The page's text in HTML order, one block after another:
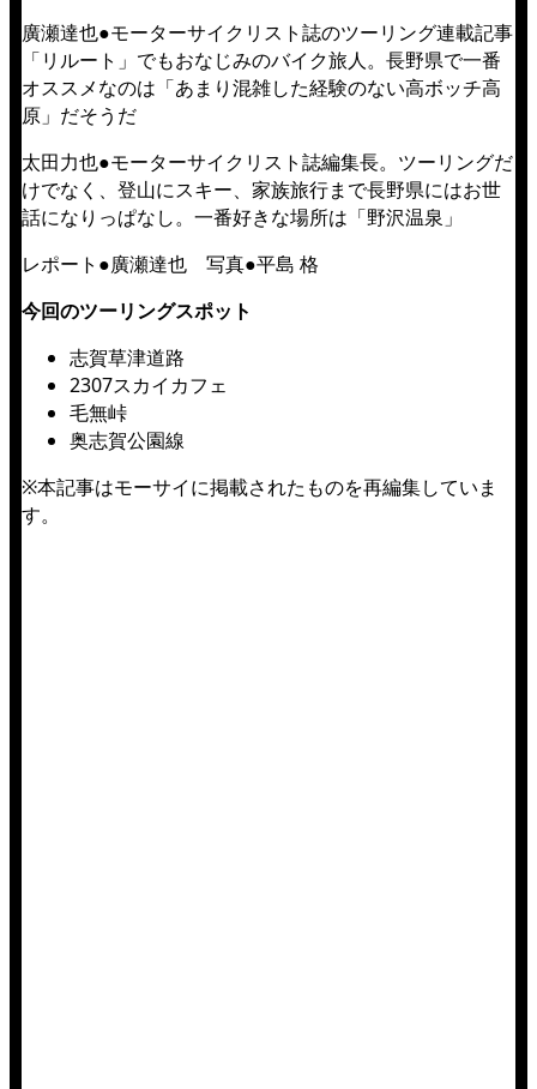
廣瀬達也●モーターサイクリスト誌のツーリング連載記事
「リルート」でもおなじみのバイク旅人。長野県で一番
オススメなのは「あまり混雑した経験のない高ボッチ高
原」だそうだ
太田力也●モーターサイクリスト誌編集長。ツーリングだ
けでなく、登山にスキー、家族旅行まで長野県にはお世
話になりっぱなし。一番好きな場所は「野沢温泉」
レポート●廣瀬達也 写真●平島 格
今回のツーリングスポット
志賀草津道路
2307スカイカフェ
毛無峠
奥志賀公園線
※本記事はモーサイに掲載されたものを再編集していま
す。